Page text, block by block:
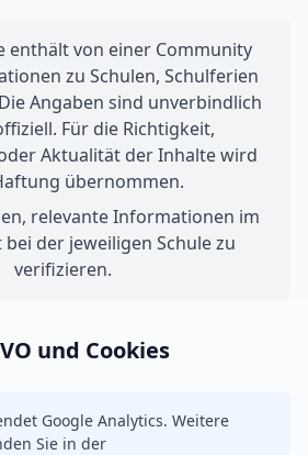
enthält von einer Community
zu Schulen, Schulferien
Angaben sind unverbindlich
Für die Richtigkeit,
Aktualität der Inhalte wird
übernommen.
relevante Informationen im
der jeweiligen Schule zu
verifizieren.
und Cookies
Google Analytics. Weitere
Sie in der